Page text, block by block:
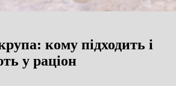
кому підходить і
у раціон